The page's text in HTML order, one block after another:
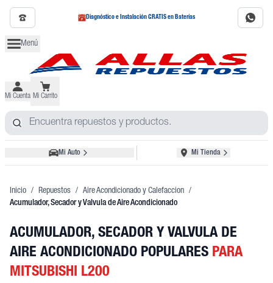
Diagnóstico e Instalación GRATIS en Baterías
Menú
Mi Cuenta Mi Carrito
Mi Auto Mi Tienda
Inicio / Repuestos / Aire Acondicionado y Calefaccion /
Acumulador, Secador y Valvula de Aire Acondicionado
ACUMULADOR, SECADOR Y VALVULA DE
AIRE ACONDICIONADO POPULARES PARA
MITSUBISHI L200